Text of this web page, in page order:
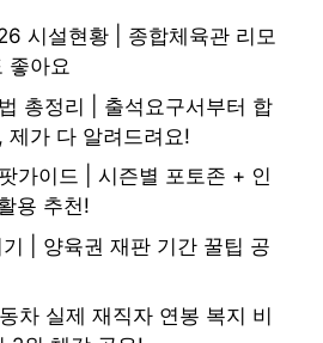
시설현황 | 종합체육관 리모
좋아요
총정리 | 출석요구서부터 합
제가 다 알려드려요!
가이드 | 시즌별 포토존 + 인
용 추천!
| 양육권 재판 기간 꿀팁 공
차 실제 재직자 연봉 복지 비